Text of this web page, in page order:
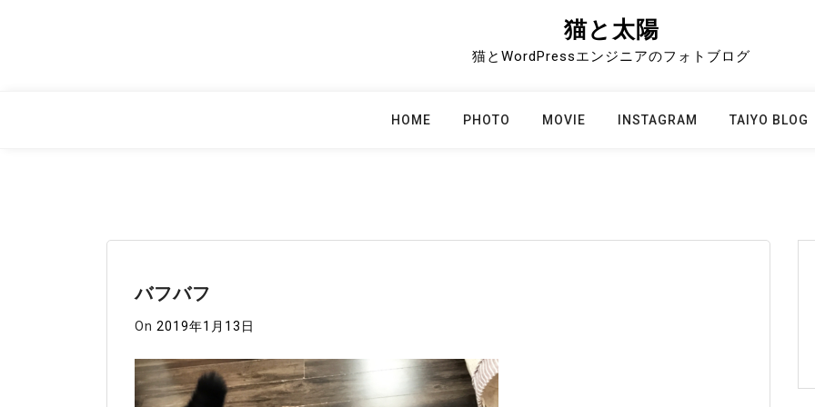
猫と太陽
猫とWordPressエンジニアのフォトブログ
HOME PHOTO MOVIE INSTAGRAM TAIYO BLOG
バフバフ
On 2019年1月13日